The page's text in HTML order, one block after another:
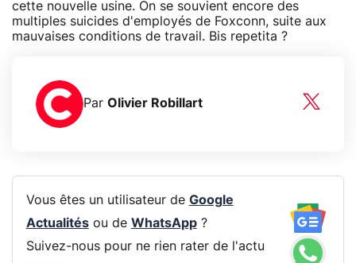
cette nouvelle usine. On se souvient encore des
multiples suicides d'employés de Foxconn, suite aux
mauvaises conditions de travail. Bis repetita ?
Par Olivier Robillart
Vous êtes un utilisateur de Google
Actualitésou de WhatsApp?
Suivez-nous pour ne rien rater de l'actu